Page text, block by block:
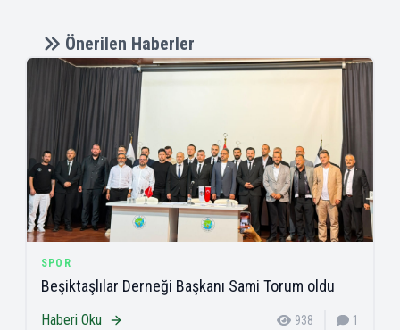
Önerilen Haberler
SPOR
Beşiktaşlılar Derneği Başkanı Sami Torum oldu
Haberi Oku 938 1